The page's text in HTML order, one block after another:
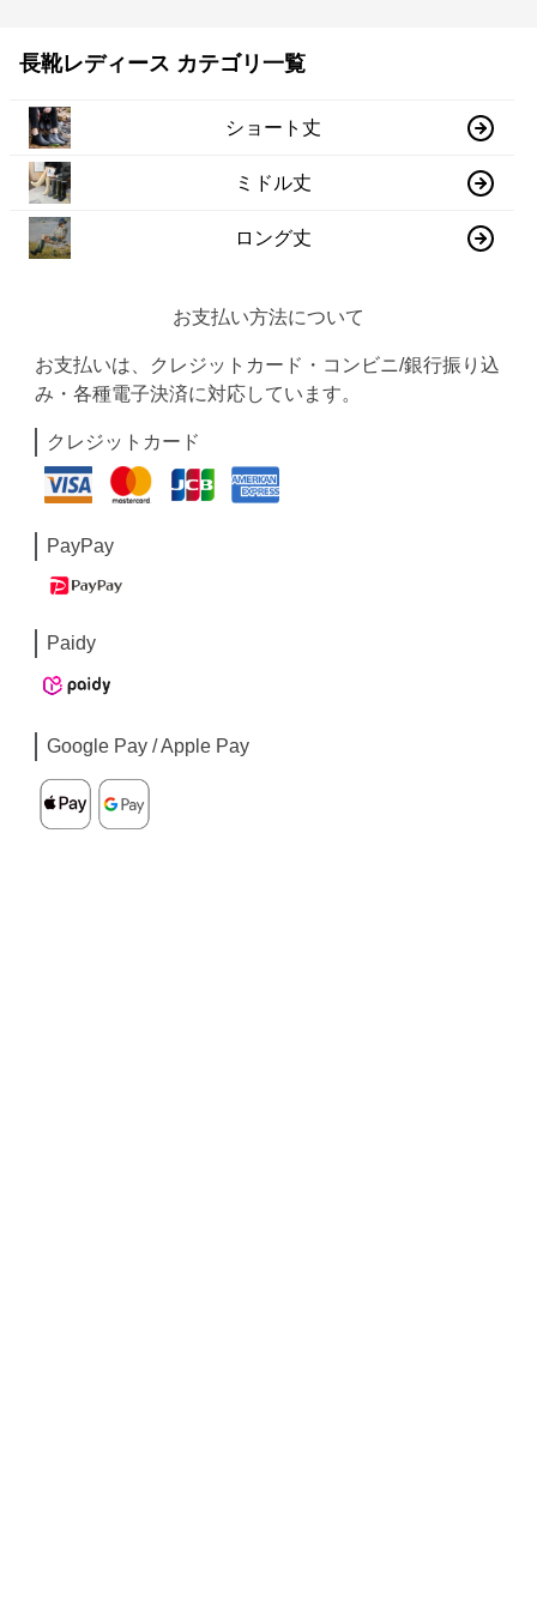
長靴レディース カテゴリ一覧
ショート丈
ミドル丈
ロング丈
お支払い方法について
お支払いは、クレジットカード・コンビニ/銀行振り込
み・各種電子決済に対応しています。
クレジットカード
PayPay
Paidy
Google Pay / Apple Pay